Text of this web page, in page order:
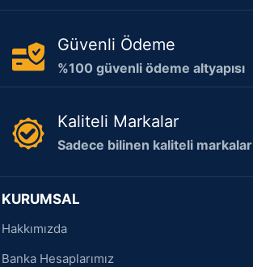
Güvenli Ödeme
%100 güvenli ödeme altyapısı
Kaliteli Markalar
Sadece bilinen kaliteli markalar
KURUMSAL
Hakkımızda
Banka Hesaplarımız